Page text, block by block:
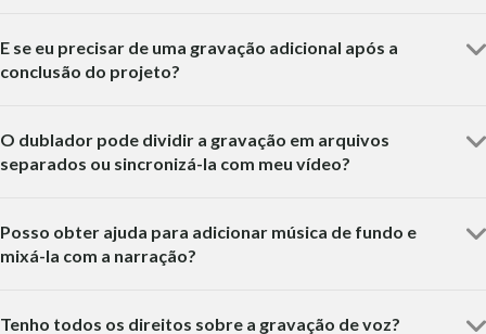
E se eu precisar de uma gravação adicional após a
conclusão do projeto?
O dublador pode dividir a gravação em arquivos
separados ou sincronizá-la com meu vídeo?
Posso obter ajuda para adicionar música de fundo e
mixá-la com a narração?
Tenho todos os direitos sobre a gravação de voz?